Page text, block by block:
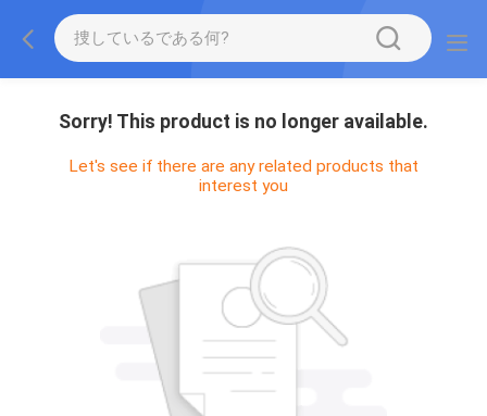
Sorry! This product is no longer available.
Let's see if there are any related products that
interest you